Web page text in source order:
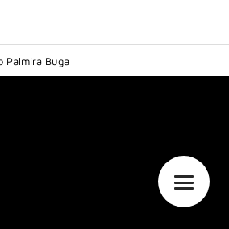
Palmira Buga